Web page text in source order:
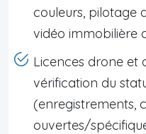
couleurs, pilotage
vidéo immobilière
Licences drone et
vérification du
(enregistrements,
ouvertes/